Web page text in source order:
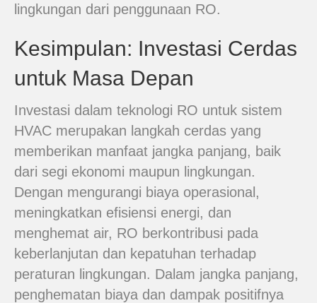
lingkungan dari penggunaan RO.
Kesimpulan: Investasi Cerdas
untuk Masa Depan
Investasi dalam teknologi RO untuk sistem
HVAC merupakan langkah cerdas yang
memberikan manfaat jangka panjang, baik
dari segi ekonomi maupun lingkungan.
Dengan mengurangi biaya operasional,
meningkatkan efisiensi energi, dan
menghemat air, RO berkontribusi pada
keberlanjutan dan kepatuhan terhadap
peraturan lingkungan. Dalam jangka panjang,
penghematan biaya dan dampak positifnya